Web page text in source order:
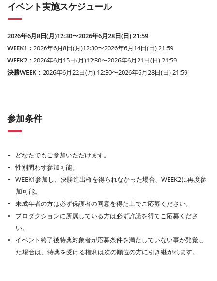
イベント実施スケジュール
2026年6月8日(月)12:30〜2026年6月28日(日) 21:59
WEEK1： 2026年6月8日(月)12:30〜2026年6月14日(日) 21:59
WEEK2： 2026年6月15日(月)12:30〜2026年6月21日(日) 21:59
決勝WEEK： 2026年6月22日(月) 12:30〜2026年6月28日(日) 21:59
参加条件
どなたでもご参加いただけます。
性別問わず参加可能。
WEEK1参加し、決勝進出権を得られなかった場合、WEEK2に再度参
加可能。
未成年者の方は必ず保護者の同意を得た上でご応募ください。
プロダクションに所属している方は必ず許諾を得てご応募くださ
い。
イベント終了後特典対象者が応募条件を満たしていない事が発覚し
た場合は、特典を受ける権利は次の順位の方に引き継がれます。